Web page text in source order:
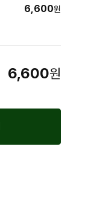
6,600원
6,600원